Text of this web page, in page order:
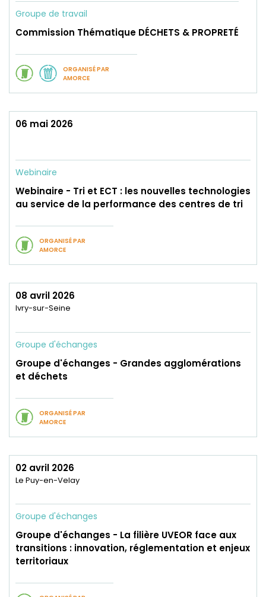
Groupe de travail
Commission Thématique DÉCHETS & PROPRETÉ
ORGANISÉ PAR
AMORCE
06 mai 2026
Webinaire
Webinaire - Tri et ECT : les nouvelles technologies
au service de la performance des centres de tri
ORGANISÉ PAR
AMORCE
08 avril 2026
Ivry-sur-Seine
Groupe d'échanges
Groupe d'échanges - Grandes agglomérations
et déchets
ORGANISÉ PAR
AMORCE
02 avril 2026
Le Puy-en-Velay
Groupe d'échanges
Groupe d'échanges - La filière UVEOR face aux
transitions : innovation, réglementation et enjeux
territoriaux